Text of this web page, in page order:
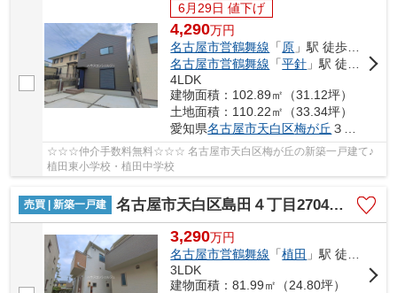
6月29日 値下げ
4,290万円
名古屋市営鶴舞線 「 原 」駅 徒歩23分
名古屋市営鶴舞線 「平針 」駅 徒歩26分
4LDK
建物面積：102.89㎡（31.12坪）
土地面積：110.22㎡（33.34坪）
愛知県名古屋市天白区梅が丘 ３丁目1001
☆☆☆仲介手数料無料☆☆☆ 名古屋市天白区梅が丘の新築一戸建て♪
植田東小学校・植田中学校
売買 | 新築一戸建 名古屋市天白区島田４丁目2704【仲介手数料無料】新築一戸建て A号棟
3,290万円
名古屋市営鶴舞線 「植田 」駅 徒歩26分
3LDK
建物面積：81.99㎡（24.80坪）